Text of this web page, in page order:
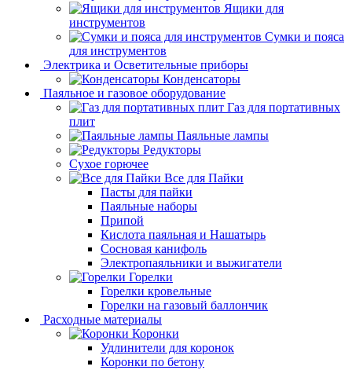
Ящики для
инструментов
Сумки и пояса
для инструментов
Электрика и Осветительные приборы
Конденсаторы
Паяльное и газовое оборудование
Газ для портативных
плит
Паяльные лампы
Редукторы
Сухое горючее
Все для Пайки
Пасты для пайки
Паяльные наборы
Припой
Кислота паяльная и Нашатырь
Сосновая канифоль
Электропаяльники и выжигатели
Горелки
Горелки кровельные
Горелки на газовый баллончик
Расходные материалы
Коронки
Удлинители для коронок
Коронки по бетону